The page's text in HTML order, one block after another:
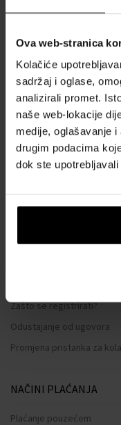
Ova web-stranica
Kolačiće
sadržaj i oglase,
analizirali promet.
naše web-lokacije
medije, oglašavanje
drugim podacima
dok ste
SVE O KUPNJI
Sustav vjernosti
Opći uvjeti poslovanja
Zaštita privatnosti
OBRAZAC ZA REKLAMACIJU
Način dostave
Vodootpornost satova
Zašto se registrirati?
Odustajanje od ugovora
Promjena pristanka za
NAČINI PLAĆANJA
Plaćanje pouzećem